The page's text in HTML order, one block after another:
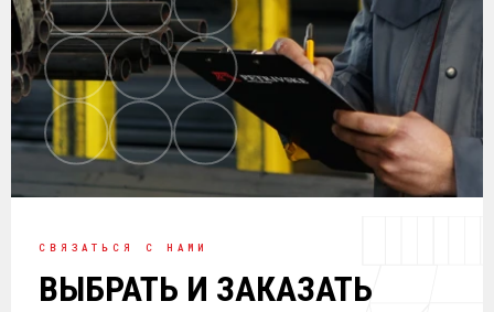
СВЯЗАТЬСЯ С НАМИ
ВЫБРАТЬ И ЗАКАЗАТЬ